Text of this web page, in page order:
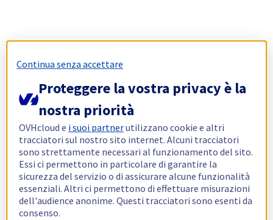
Continua senza accettare
Proteggere la vostra privacy è la
nostra priorità
OVHcloud e i suoi partnerutilizzano cookie e altri
tracciatori sul nostro sito internet. Alcuni tracciatori
sono strettamente necessari al funzionamento del sito.
Essi ci permettono in particolare di garantire la
sicurezza del servizio o di assicurare alcune funzionalità
essenziali. Altri ci permettono di effettuare misurazioni
dell'audience anonime. Questi tracciatori sono esenti da
consenso.